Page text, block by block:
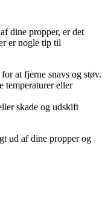
dine propper, er det
er nogle tip til
at fjerne snavs og støv.
temperaturer eller
skade og udskift
ud af dine propper og